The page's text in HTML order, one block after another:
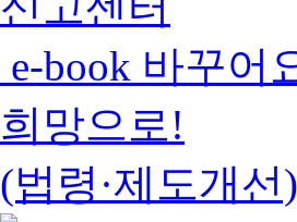
e-book 바꾸어
희망으로!
(법령·제도개선)